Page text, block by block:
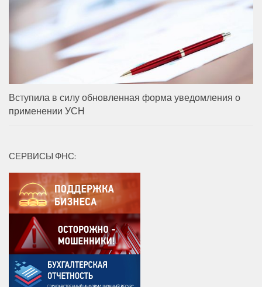
Вступила в силу обновленная форма уведомления о
применении УСН
СЕРВИСЫ ФНС: